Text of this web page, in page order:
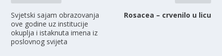
Svjetski sajam obrazovanja
ove godine uz institucije
okuplja i istaknuta imena iz
poslovnog svijeta
Rosacea – crvenilo u licu